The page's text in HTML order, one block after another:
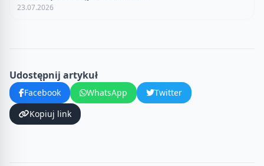
23.07.2026
Udostępnij artykuł
Facebook WhatsApp
Twitter
Kopiuj link